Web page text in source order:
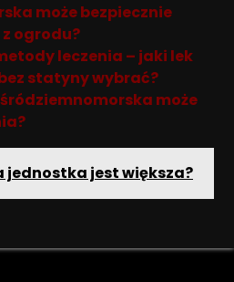
może bezpiecznie
ogrodu?
leczenia – jaki lek
statyny wybrać?
może
jednostka jest większa?